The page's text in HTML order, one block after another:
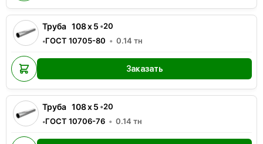
Труба 108x5 •20
•ГОСТ 10705-80 0.14 тн
Заказать
Труба 108x5 •20
•ГОСТ 10706-76 0.14 тн